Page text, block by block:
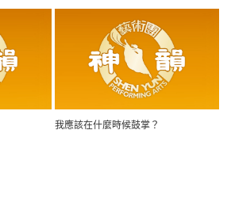
我應該在什麼時候鼓掌？